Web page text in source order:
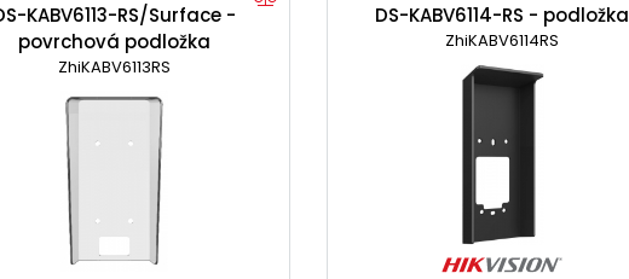
KABV6113-RS/Surface -
povrchová podložka
ZhiKABV6113RS
DS-KABV6114-RS - podložka
ZhiKABV6114RS